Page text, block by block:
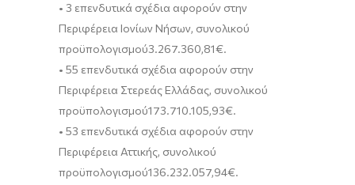
• 3 επενδυτικά σχέδια αφορούν στην
Περιφέρεια Ιονίων Νήσων, συνολικού
προϋπολογισμού3.267.360,81€.
• 55 επενδυτικά σχέδια αφορούν στην
Περιφέρεια Στερεάς Ελλάδας, συνολικού
προϋπολογισμού173.710.105,93€.
• 53 επενδυτικά σχέδια αφορούν στην
Περιφέρεια Αττικής, συνολικού
προϋπολογισμού136.232.057,94€.